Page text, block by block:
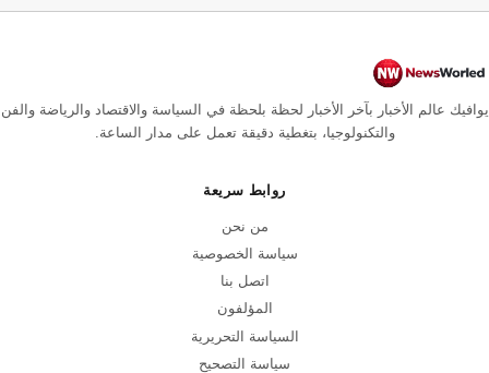
يوافيك عالم الأخبار بآخر الأخبار لحظة بلحظة في السياسة والاقتصاد والرياضة والفن
والتكنولوجيا، بتغطية دقيقة تعمل على مدار الساعة.
روابط سريعة
من نحن
سياسة الخصوصية
اتصل بنا
المؤلفون
السياسة التحريرية
سياسة التصحيح